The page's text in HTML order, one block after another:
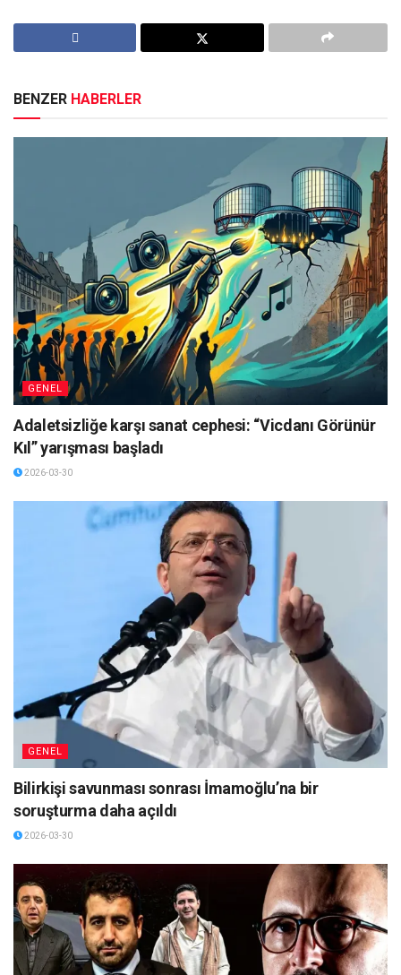
BENZER HABERLER
GENEL
Adaletsizliğe karşı sanat cephesi: “Vicdanı Görünür
Kıl” yarışması başladı
2026-03-30
GENEL
Bilirkişi savunması sonrası İmamoğlu’na bir
soruşturma daha açıldı
2026-03-30